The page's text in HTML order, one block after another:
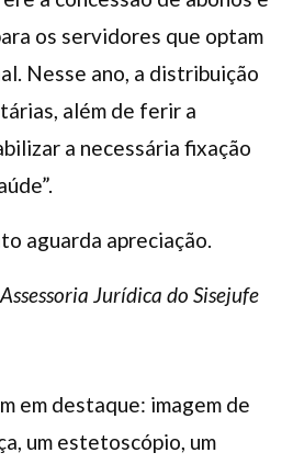
os servidores que optam
Nesse ano, a distribuição
além de ferir a
a necessária fixação
aguarda apreciação.
Jurídica do Sisejufe
em destaque: imagem de
um estetoscópio, um